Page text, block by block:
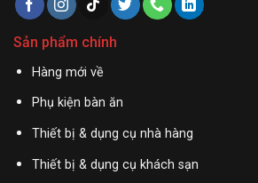
Sản phẩm chính
Hàng mới về
Phụ kiện bàn ăn
Thiết bị & dụng cụ nhà hàng
Thiết bị & dụng cụ khách sạn